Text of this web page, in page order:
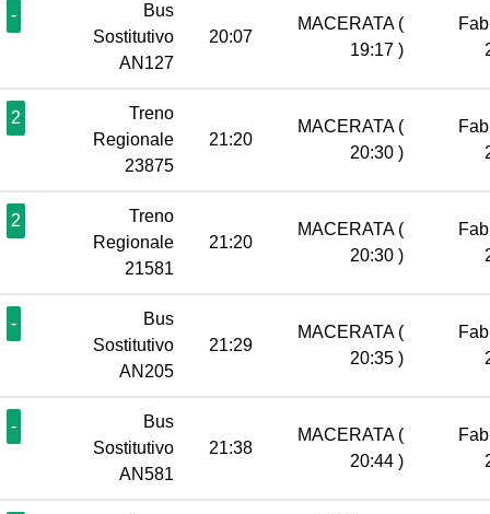
-
Bus
Sostitutivo
AN127
20:07
MACERATA (
19:17 )
2
Treno
Regionale
23875
21:20
MACERATA (
20:30 )
2
Treno
Regionale
21581
21:20
MACERATA (
20:30 )
-
Bus
Sostitutivo
AN205
21:29
MACERATA (
20:35 )
-
Bus
Sostitutivo
AN581
21:38
MACERATA (
20:44 )